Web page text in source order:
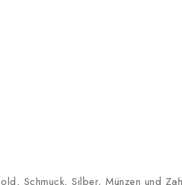
Schmuck, Silber, Münzen und